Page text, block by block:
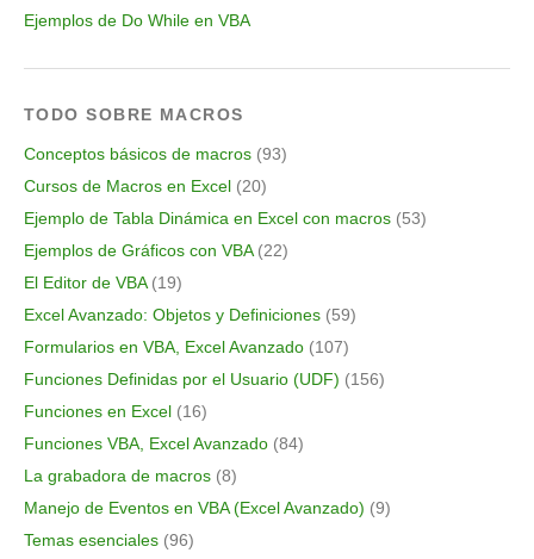
Ejemplos de Do While en VBA
TODO SOBRE MACROS
Conceptos básicos de macros (93)
Cursos de Macros en Excel (20)
Ejemplo de Tabla Dinámica en Excel con macros (53)
Ejemplos de Gráficos con VBA(22)
El Editor de VBA(19)
Excel Avanzado: Objetos y Definiciones (59)
Formularios en VBA, Excel Avanzado (107)
Funciones Definidas por el Usuario (UDF) (156)
Funciones en Excel (16)
Funciones VBA, Excel Avanzado (84)
La grabadora de macros (8)
Manejo de Eventos en VBA (Excel Avanzado) (9)
Temas esenciales (96)